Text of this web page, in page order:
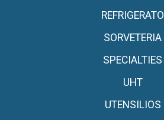
REFRIGERATO
SORVETERIA
SPECIALTIES
UHT
UTENSILIOS